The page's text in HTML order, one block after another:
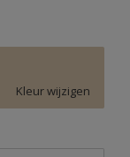
Kleur wijzigen